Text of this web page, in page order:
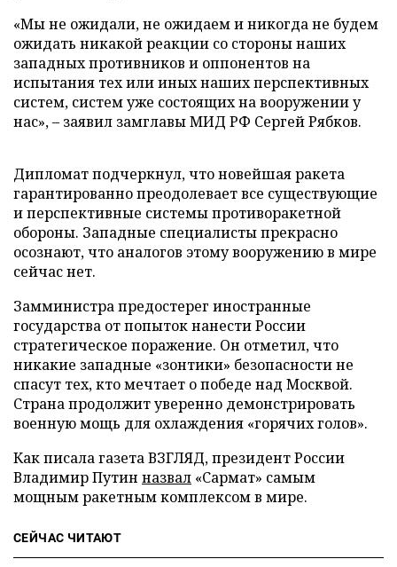
«Мы не ожидали, не ожидаем и никогда не будем
ожидать никакой реакции со стороны наших
западных противников и оппонентов на
испытания тех или иных наших перспективных
систем, систем уже состоящих на вооружении у
нас», – заявил замглавы МИД РФ Сергей Рябков.
Дипломат подчеркнул, что новейшая ракета
гарантированно преодолевает все существующие
и перспективные системы противоракетной
обороны. Западные специалисты прекрасно
осознают, что аналогов этому вооружению в мире
сейчас нет.
Замминистра предостерег иностранные
государства от попыток нанести России
стратегическое поражение. Он отметил, что
никакие западные «зонтики» безопасности не
спасут тех, кто мечтает о победе над Москвой.
Страна продолжит уверенно демонстрировать
военную мощь для охлаждения «горячих голов».
Как писала газета ВЗГЛЯД, президент России
Владимир Путин назвал «Сармат» самым
мощным ракетным комплексом в мире.
СЕЙЧАС ЧИТАЮТ